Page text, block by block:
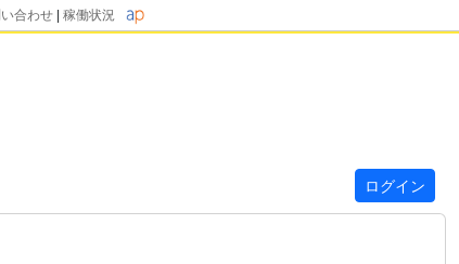
合わせ 稼働状況
ログイン